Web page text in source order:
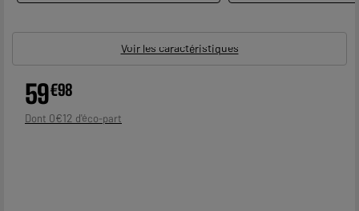
Voir les caractéristiques
59€98
Dont 0€12